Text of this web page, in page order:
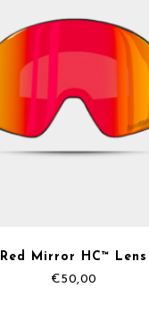
Red Mirror HC™ Lens
€50,00